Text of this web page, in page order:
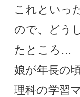
これといっ
ので、どう
たところ…
娘が年長の
理科の学習